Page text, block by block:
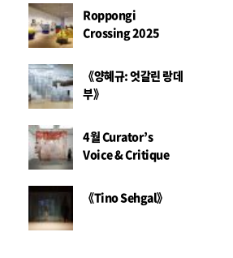
Roppongi
Crossing 2025
《양혜규: 엇갈린 랑데
부》
4월 Curator’s
Voice & Critique
《Tino Sehgal》